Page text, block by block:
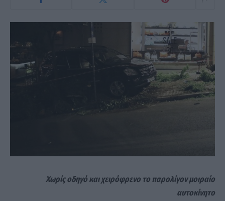
Χωρίς οδηγό και χειρόφρενο το παρολίγον μοιραίο
αυτοκίνητο